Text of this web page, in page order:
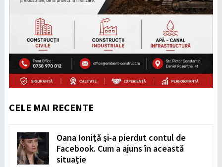
CELE MAI RECENTE
Oana Ioniță și-a pierdut contul de
Facebook. Cum a ajuns în această
situație